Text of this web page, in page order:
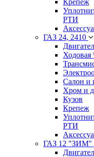
Крепеж
РТИ
ГАЗ 24, 2410
Ходовая
Салон и
Хром и
Кузов
Крепеж
РТИ
ГАЗ 12 "ЗИМ"